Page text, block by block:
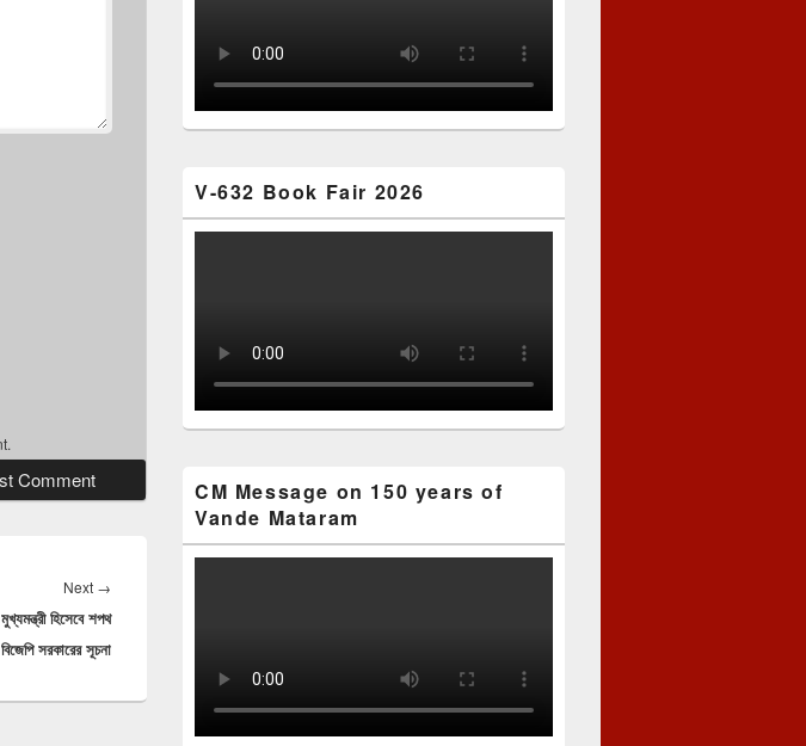
Next →
post:
হিসেবে শপথ
সরকারের সূচনা
V-632 Book Fair 2026
CM Message on 150 years of
Vande Mataram